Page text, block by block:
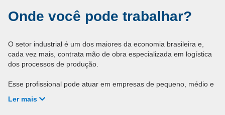
Onde você pode trabalhar?
O setor industrial é um dos maiores da economia brasileira e,
cada vez mais, contrata mão de obra especializada em logística
dos processos de produção.
Esse profissional pode atuar em empresas de pequeno, médio e
Ler mais